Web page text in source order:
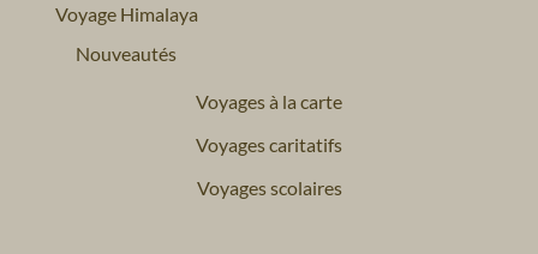
Voyage Himalaya
Nouveautés
Voyages à la carte
Voyages caritatifs
Voyages scolaires